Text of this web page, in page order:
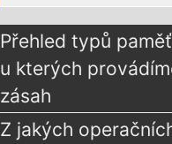
Přehled typů
u kterých
zásah
Z jakých